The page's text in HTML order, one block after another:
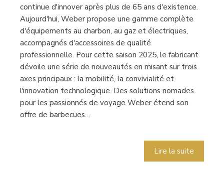
continue d'innover après plus de 65 ans d'existence.
Aujourd'hui, Weber propose une gamme complète
d'équipements au charbon, au gaz et électriques,
accompagnés d'accessoires de qualité
professionnelle. Pour cette saison 2025, le fabricant
dévoile une série de nouveautés en misant sur trois
axes principaux : la mobilité, la convivialité et
l'innovation technologique. Des solutions nomades
pour les passionnés de voyage Weber étend son
offre de barbecues…
Lire la suite